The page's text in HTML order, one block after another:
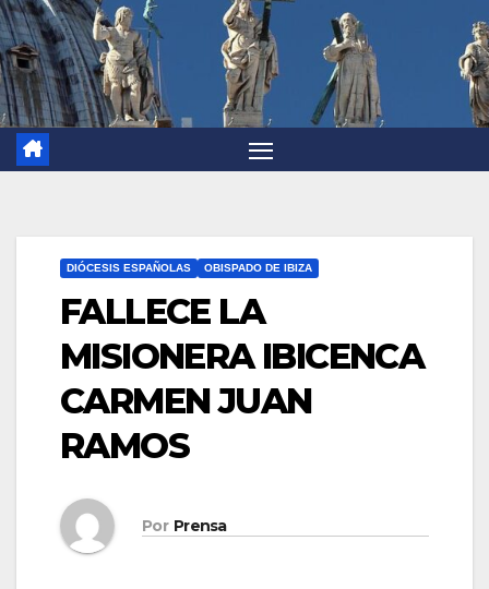
DIÓCESIS ESPAÑOLAS OBISPADO DE IBIZA
FALLECE LA
MISIONERA IBICENCA
CARMEN JUAN
RAMOS
Por Prensa